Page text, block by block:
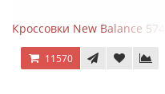
Кроссовки New Balance
11570